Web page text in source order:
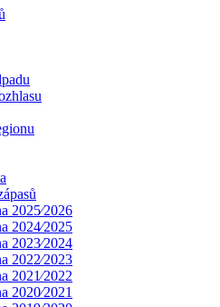
2025⁄2026
2024⁄2025
2023⁄2024
2022⁄2023
2021⁄2022
2020⁄2021